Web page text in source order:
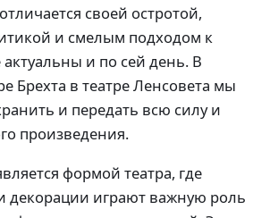
своей остротой,
и смелым подходом к
и по сей день. В
Брехта в театре Ленсовета мы
и передать всю силу и
произведения.
формой театра, где
декорации играют важную роль